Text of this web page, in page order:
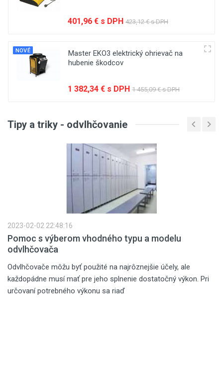
401,96 € s DPH 423,12 € s DPH
NOVÉ
Master EKO3 elektrický ohrievač na
hubenie škodcov
1 382,34 € s DPH 1 455,09 € s DPH
Tipy a triky - odvlhčovanie
Pomoc s výberom vhodného typu a modelu
odvlhčovača
2023-02-02 22:48:16
Odvlhčovače môžu byť použité na najrôznejšie účely, ale
každopádne musí mať pre jeho splnenie dostatočný výkon. Pri
určovaní potrebného výkonu sa riaď